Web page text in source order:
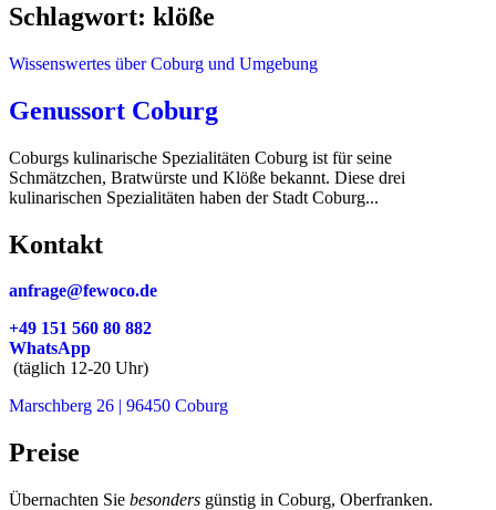
Schlagwort: klöße
Wissenswertes über Coburg und Umgebung
Genussort Coburg
Coburgs kulinarische Spezialitäten Coburg ist für seine
Schmätzchen, Bratwürste und Klöße bekannt. Diese drei
kulinarischen Spezialitäten haben der Stadt Coburg...
Kontakt
anfrage@fewoco.de
+49 151 560 80 882
WhatsApp
(täglich 12-20 Uhr)
Marschberg 26 | 96450 Coburg
Preise
Übernachten Sie besonders günstig in Coburg, Oberfranken.